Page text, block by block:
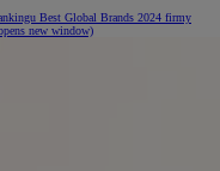
Best Global Brands 2024 firmy
new window)